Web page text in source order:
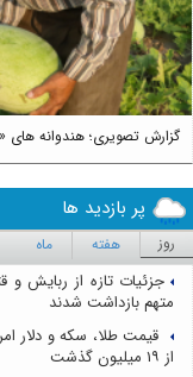
گزارش تصویری؛ هندوانه های
پر بازدید ها
روز هفته ماه
متهم بازداشت شدند
از ۱۹ میلیون گذشت